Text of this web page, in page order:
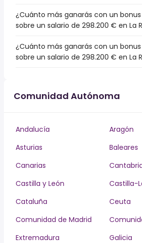
¿Cuánto más ganarás con un
sobre un salario de 298.200 € en La
¿Cuánto más ganarás con un
sobre un salario de 298.200 € en La
Comunidad Autónoma
Andalucía
Aragón
Asturias
Baleares
Canarias
Castilla y León
Castilla-
Cataluña
Ceuta
Comunidad de Madrid
Extremadura
Galicia